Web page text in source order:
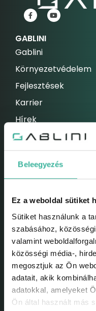
Beleegyezés
Ez a weboldal sütiket
Sütiket használunk a
szabásához,
valamint
közösségi média-,
megosztjuk az Ön
adatait, akik
adatokkal, amelyeket
Ön által használt más
GABLINI
Gablini
Környezetvédelem
Fejlesztések
Karrier
Hírek
ELEKETROMOS
HASZNÁLTAUTÓK
Használtautók
Használtautó
Bizományos
Használt
SZERVIZ
Szerviz